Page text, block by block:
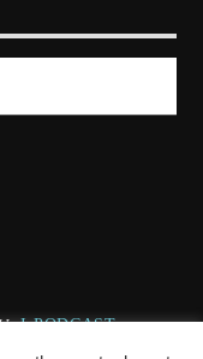
I PODCAST